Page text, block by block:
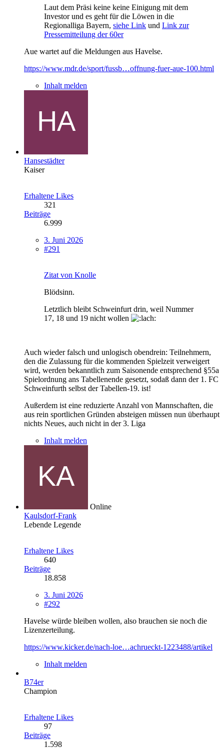
Laut dem Präsi keine keine Einigung mit dem
Investor und es geht für die Löwen in die
Regionalliga Bayern, siehe Link und Link zur
Pressemitteilung der 60er
Aue wartet auf die Meldungen aus Havelse.
https://www.mdr.de/sport/fussb…offnung-fuer-aue-100.html
Inhalt melden
Hansestädter
Kaiser
Erhaltene Likes
321
Beiträge
6.999
3. Juni 2026
#291
Zitat von Knolle
Blödsinn.
Letztlich bleibt Schweinfurt drin, weil Nummer
17, 18 und 19 nicht wollen
Auch wieder falsch und unlogisch obendrein: Teilnehmern,
den die Zulassung für die kommenden Spielzeit verweigert
wird, werden bekanntlich zum Saisonende entsprechend §55a
Spielordnung ans Tabellenende gesetzt, sodaß dann der 1. FC
Schweinfurth selbst der Tabellen-19. ist!
Außerdem ist eine reduzierte Anzahl von Mannschaften, die
aus rein sportlichen Gründen absteigen müssen nun überhaupt
nichts Neues, auch nicht in der 3. Liga
Inhalt melden
Online
Kaulsdorf-Frank
Lebende Legende
Erhaltene Likes
640
Beiträge
18.858
3. Juni 2026
#292
Havelse würde bleiben wollen, also brauchen sie noch die
Lizenzerteilung.
https://www.kicker.de/nach-loe…achrueckt-1223488/artikel
Inhalt melden
B74er
Champion
Erhaltene Likes
97
Beiträge
1.598